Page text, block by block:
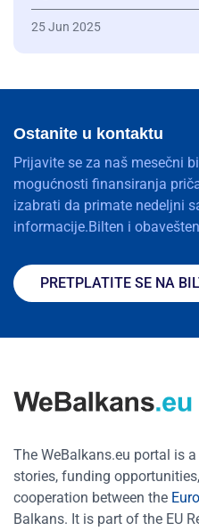
25 Jun 2025
Ostanite u kontaktu
Prijavite se za naš mesečni
mogućnosti finansiranja
izabrati da primate nedeljni
informacije.Bilten i
PRETPLATITE SE NA
The WeBalkans.eu portal is
stories, funding
cooperation between the
Balkans. It is part of the EU